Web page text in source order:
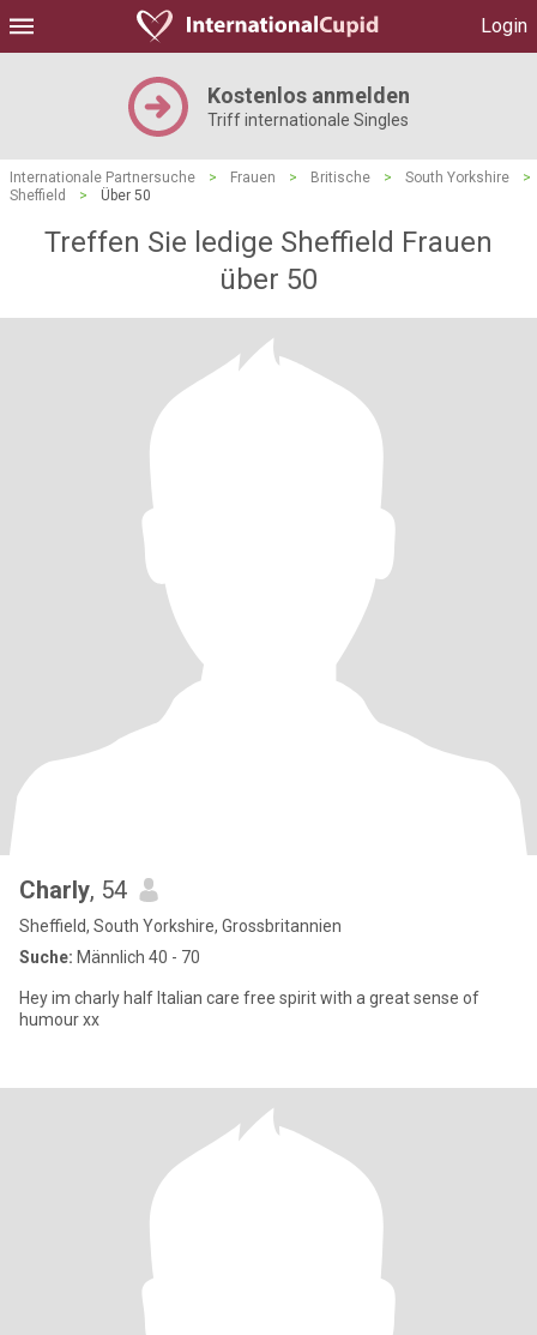
Login
Kostenlos anmelden
Triff internationale Singles
Internationale Partnersuche > Frauen > Britische > South Yorkshire
>
Sheffield
> Über 50
Treffen Sie ledige Sheffield Frauen
über 50
Charly, 54
Sheffield, South Yorkshire, Grossbritannien
Suche: Männlich 40 - 70
Hey im charly half Italian care free spirit with a great sense of
humour xx